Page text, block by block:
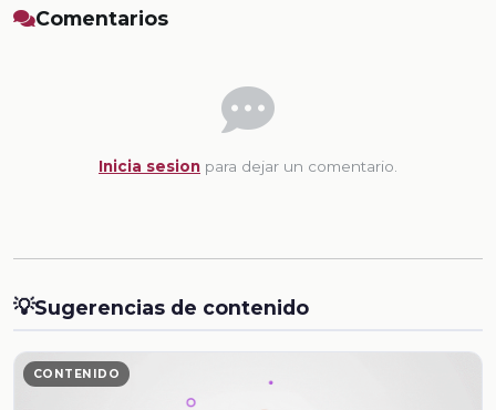
Comentarios
Inicia sesion para dejar un comentario.
💡Sugerencias de contenido
CONTENIDO